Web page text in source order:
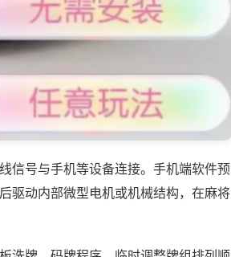
信号与手机等设备连接。手机端软件预
驱动内部微型电机或机械结构，在麻将